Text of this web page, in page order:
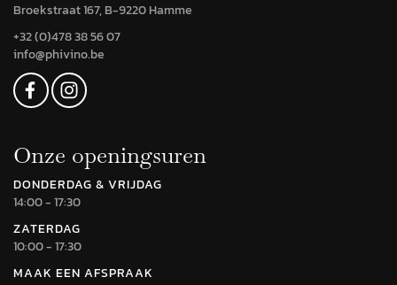
Broekstraat 167, B-9220 Hamme
+32 (0)478 38 56 07
info@phivino.be
Onze openingsuren
DONDERDAG & VRIJDAG
14:00 - 17:30
ZATERDAG
10:00 - 17:30
MAAK EEN AFSPRAAK